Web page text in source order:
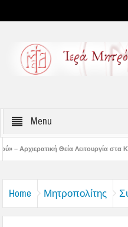
Menu
στα Καλά Νερά
Home Μητροπολίτης